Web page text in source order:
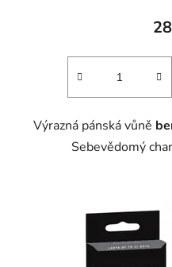
Výrazná pánská vůně
Sebevědomý